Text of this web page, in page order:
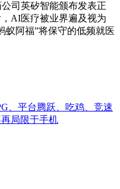
司英矽智能颁布发表正
AI医疗被业界遍及视为
蚁阿福”将保守的低频就医
、平台腾跃、吃鸡、竞速
局限于手机